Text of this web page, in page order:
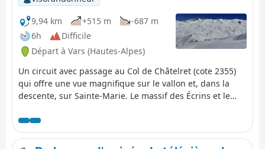
9,94 km
+515 m
-687 m
6h
Difficile
Départ à Vars (Hautes-Alpes)
Un circuit avec passage au Col de Châtelret (cote 2355)
qui offre une vue magnifique sur le vallon et, dans la
descente, sur Sainte-Marie. Le massif des Écrins et le